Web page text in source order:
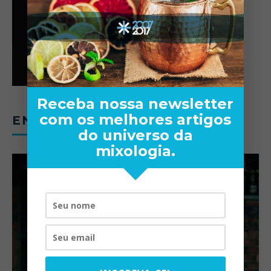
ENTREVISTAS
Receba nossa newsletter
com os melhores artigos
do universo da
mixologia.